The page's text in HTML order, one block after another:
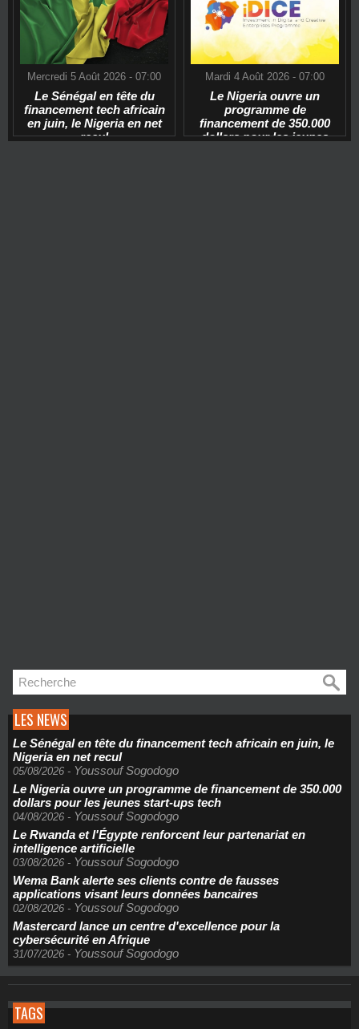
Mercredi 5 Août 2026 - 07:00
Le Sénégal en tête du
financement tech africain
en juin, le Nigeria en net
recul
Mardi 4 Août 2026 - 07:00
Le Nigeria ouvre un
programme de
financement de 350.000
dollars pour les jeunes
LES NEWS
Le Sénégal en tête du financement tech africain en juin, le
Nigeria en net recul
05/08/2026 - Youssouf Sogodogo
Le Nigeria ouvre un programme de financement de 350.000
dollars pour les jeunes start-ups tech
04/08/2026 - Youssouf Sogodogo
Le Rwanda et l'Égypte renforcent leur partenariat en
intelligence artificielle
03/08/2026 - Youssouf Sogodogo
Wema Bank alerte ses clients contre de fausses
applications visant leurs données bancaires
02/08/2026 - Youssouf Sogodogo
Mastercard lance un centre d'excellence pour la
cybersécurité en Afrique
31/07/2026 - Youssouf Sogodogo
TAGS